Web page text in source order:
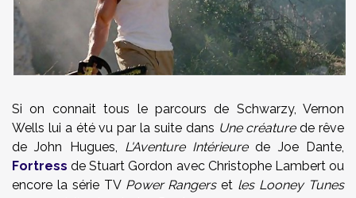
Si on connait tous le parcours de Schwarzy, Vernon
Wells lui a été vu par la suite dans Une créaturede rêve
de John Hugues, L'Aventure Intérieurede Joe Dante,
Fortress de Stuart Gordon avec Christophe Lambert ou
encore la série TV Power Rangerset les Looney Tunes